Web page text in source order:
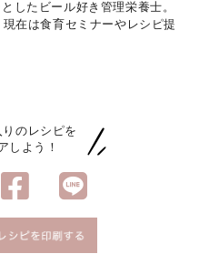
したビール好き管理栄養士。
在は食育セミナーやレシピ提
のレシピを
しよう！